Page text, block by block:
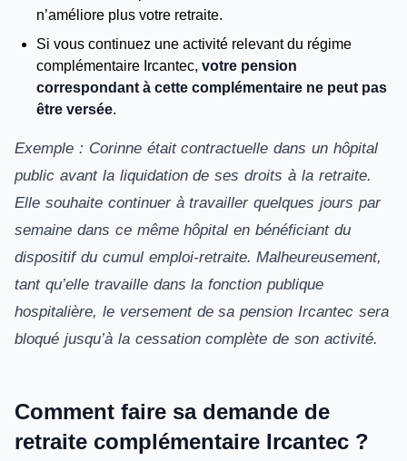
n’améliore plus votre retraite.
Si vous continuez une activité relevant du régime
complémentaire Ircantec, votre pension
correspondant à cette complémentaire ne peut pas
être versée.
Exemple : Corinne était contractuelle dans un hôpital
public avant la liquidation de ses droits à la retraite.
Elle souhaite continuer à travailler quelques jours par
semaine dans ce même hôpital en bénéficiant du
dispositif du cumul emploi-retraite. Malheureusement,
tant qu’elle travaille dans la fonction publique
hospitalière, le versement de sa pension Ircantec sera
bloqué jusqu’à la cessation complète de son activité.
Comment faire sa demande de
retraite complémentaire Ircantec ?